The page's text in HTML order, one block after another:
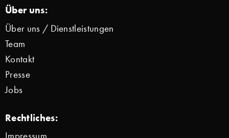
Über uns:
Über uns / Dienstleistungen
Team
Kontakt
Presse
Jobs
Rechtliches:
Impressum